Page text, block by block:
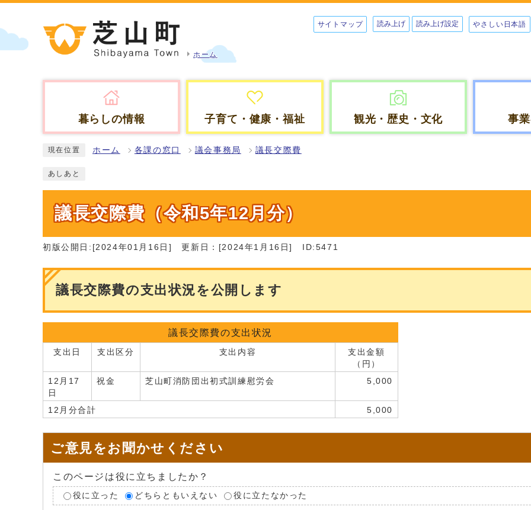
ホーム
サイトマップ 読み上げ 読み上げ設定 やさしい日本語
暮らしの情報 子育て・健康・福祉 観光・歴史・文化 事
現在位置 ホーム 各課の窓口 議会事務局 議長交際費
あしあと
議長交際費（令和5年12月分）
初版公開日:[2024年01月16日] 更新日：[2024年1月16日] ID:5471
議長交際費の支出状況を公開します
議長交際費の支出状況
支出日 支出区分 支出内容
支出金額
（円）
12月17
日
祝金 芝山町消防団出初式訓練慰労会 5,000
12月分合計 5,000
ご意見をお聞かせください
このページは役に立ちましたか？
役に立った どちらともいえない 役に立たなかった